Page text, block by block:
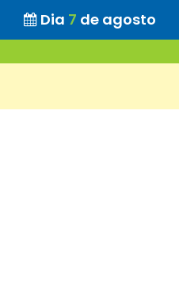
Dia 7 de agosto